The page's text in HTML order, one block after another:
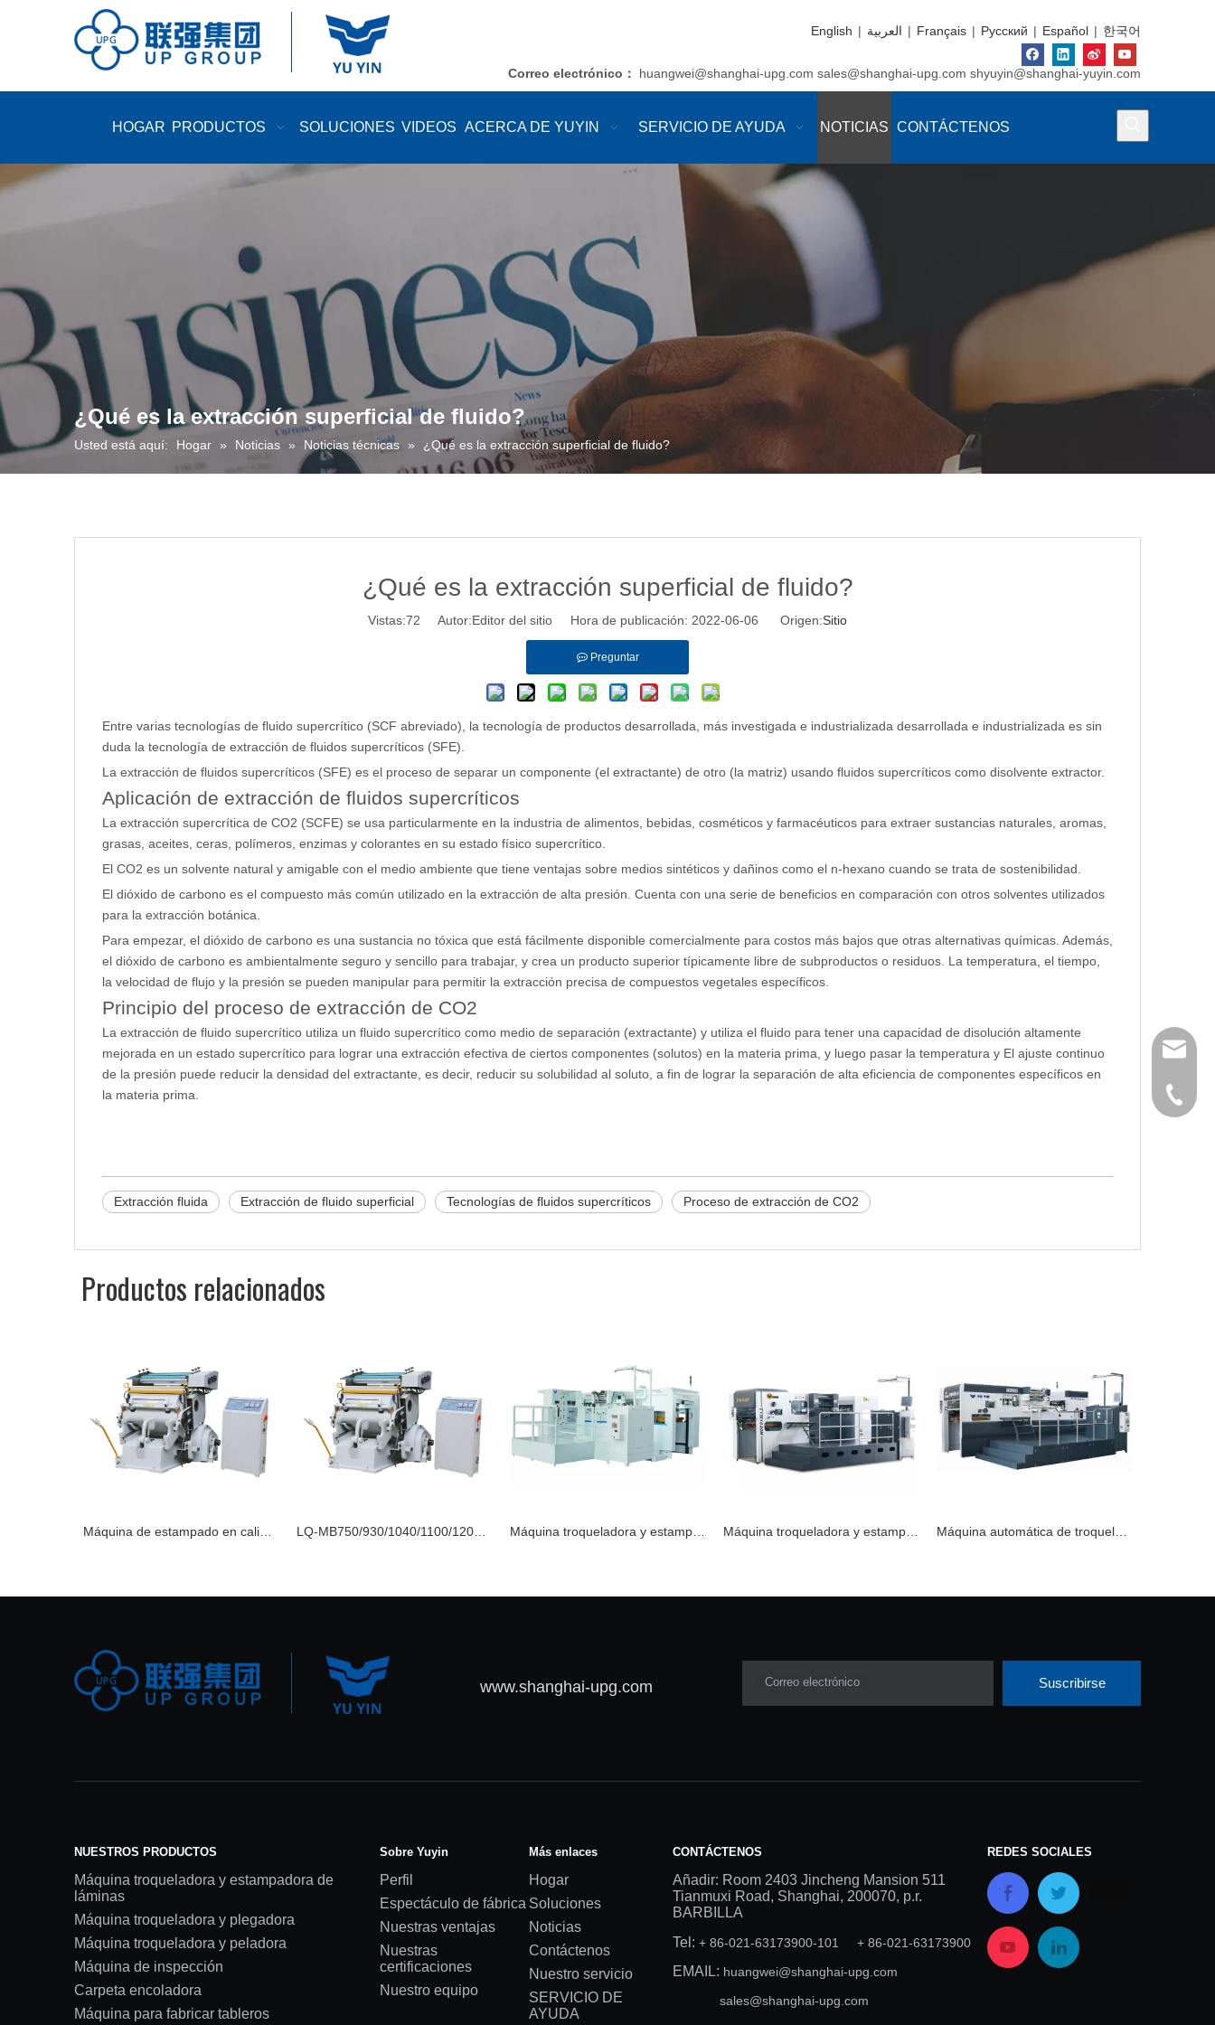
English | العربية | Français | Pусский | Español | 한국어
Correo electrónico ： huangwei@shanghai-upg.com sales@shanghai-upg.com shyuyin@shanghai-yuyin.com
HOGAR PRODUCTOS SOLUCIONES VIDEOS ACERCA DE YUYIN SERVICIO DE AYUDA NOTICIAS CONTÁCTENOS
¿Qué es la extracción superficial de fluido?
Usted está aquí: Hogar » Noticias » Noticias técnicas » ¿Qué es la extracción superficial de fluido?
¿Qué es la extracción superficial de fluido?
Vistas:72 Autor:Editor del sitio Hora de publicación: 2022-06-06 Origen:Sitio
Preguntar
Entre varias tecnologías de fluido supercrítico (SCF abreviado), la tecnología de productos desarrollada, más investigada e industrializada desarrollada e industrializada es sin
duda la tecnología de extracción de fluidos supercríticos (SFE).
La extracción de fluidos supercríticos (SFE) es el proceso de separar un componente (el extractante) de otro (la matriz) usando fluidos supercríticos como disolvente extractor.
Aplicación de extracción de fluidos supercríticos
La extracción supercrítica de CO2 (SCFE) se usa particularmente en la industria de alimentos, bebidas, cosméticos y farmacéuticos para extraer sustancias naturales, aromas,
grasas, aceites, ceras, polímeros, enzimas y colorantes en su estado físico supercrítico.
El CO2 es un solvente natural y amigable con el medio ambiente que tiene ventajas sobre medios sintéticos y dañinos como el n-hexano cuando se trata de sostenibilidad.
El dióxido de carbono es el compuesto más común utilizado en la extracción de alta presión. Cuenta con una serie de beneficios en comparación con otros solventes utilizados
para la extracción botánica.
Para empezar, el dióxido de carbono es una sustancia no tóxica que está fácilmente disponible comercialmente para costos más bajos que otras alternativas químicas. Además,
el dióxido de carbono es ambientalmente seguro y sencillo para trabajar, y crea un producto superior típicamente libre de subproductos o residuos. La temperatura, el tiempo,
la velocidad de flujo y la presión se pueden manipular para permitir la extracción precisa de compuestos vegetales específicos.
Principio del proceso de extracción de CO2
La extracción de fluido supercrítico utiliza un fluido supercrítico como medio de separación (extractante) y utiliza el fluido para tener una capacidad de disolución altamente
mejorada en un estado supercrítico para lograr una extracción efectiva de ciertos componentes (solutos) en la materia prima, y ​​luego pasar la temperatura y El ajuste continuo
de la presión puede reducir la densidad del extractante, es decir, reducir su solubilidad al soluto, a fin de lograr la separación de alta eficiencia de componentes específicos en
la materia prima.
Extracción fluida Extracción de fluido superficial Tecnologías de fluidos supercríticos Proceso de extracción de CO2
Productos relacionados
Máquina de estampado en caliente serie LQ-MB LQ-MB750/930/1040/1100/1200 Máquina de estampado de papel caliente Máquina troqueladora y estampadora automática EXCELLENT-106FC Máquina troqueladora y estampadora automática de láminas TYM1020-H Máquina automática de troquelado y estampado de láminas TYM1050-H Placa de estampado de
www.shanghai-upg.com Correo electrónico Suscribirse
NUESTROS PRODUCTOS
Máquina troqueladora y estampadora de
láminas
Máquina troqueladora y plegadora
Máquina troqueladora y peladora
Máquina de inspección
Carpeta encoladora
Máquina para fabricar tableros
Sobre Yuyin
Perfil
Espectáculo de fábrica
Nuestras ventajas
Nuestras
certificaciones
Nuestro equipo
Más enlaces
Hogar
Soluciones
Noticias
Contáctenos
Nuestro servicio
SERVICIO DE
AYUDA
CONTÁCTENOS
Añadir: Room 2403 Jincheng Mansion 511
Tianmuxi Road, Shanghai, 200070, p.r.
BARBILLA
Tel: + 86-021-63173900-101 + 86-021-63173900
EMAIL: huangwei@shanghai-upg.com
sales@shanghai-upg.com
REDES SOCIALES
0086-